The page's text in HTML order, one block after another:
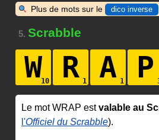
Plus de mots sur le dico inverse
5. Scrabble
W R A P
Le mot WRAP estvalable au
l'Officiel du Scrabble).